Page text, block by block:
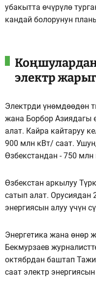
убакытта өчүрүлө
кандай болорунун
электр
Электрди үнөмдөөдөн
жана Борбор Азиядагы
алат. Кайра кайтаруу
900 млн кВт/ саат.
Өзбекстандан - 750 млн
Өзбекстан аркылуу
сатып алат. Орусиядан
энергиясын алуу үчүн
Энергетика жана өнөр
Бекмурзаев
октябрдан баштап
саат электр